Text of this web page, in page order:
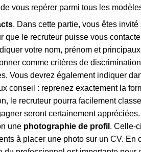
vous repérer parmi tous les
. Dans cette partie, vous êtes
que le recruteur puisse vous
votre nom, prénom et
comme critères de
Vous devrez également indiquer
conseil : reprenez exactement la
le recruteur pourra facilement
seront certainement
une photographie de profil . Celle-
à placer une photo sur un CV. En